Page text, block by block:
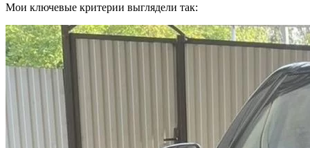
Мои ключевые критерии выглядели так: